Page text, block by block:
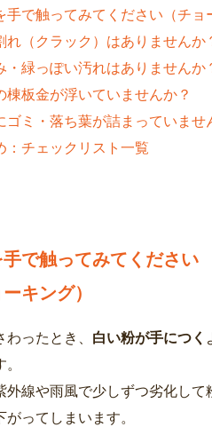
手で触ってみてください（チョ
れ（クラック）はありませんか
・緑っぽい汚れはありませんか
棟板金が浮いていませんか？
ゴミ・落ち葉が詰まっていませ
：チェックリスト一覧
で触ってみてください
キング）
ったとき、 白い粉が手につく
外線や雨風で少しずつ劣化し
がってしまいます。